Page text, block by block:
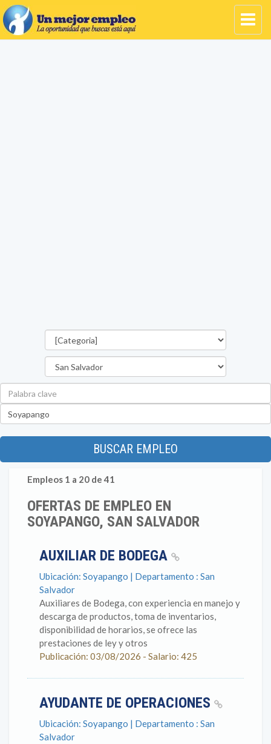
BUSCAR EMPLEO
Empleos 1 a 20 de 41
OFERTAS DE EMPLEO EN
SOYAPANGO, SAN SALVADOR
AUXILIAR DE BODEGA
Ubicación: Soyapango | Departamento : San
Salvador
Auxiliares de Bodega, con experiencia en manejo y
descarga de productos, toma de inventarios,
disponibilidad de horarios, se ofrece las
prestaciones de ley y otros
Publicación: 03/08/2026 - Salario: 425
AYUDANTE DE OPERACIONES
Ubicación: Soyapango | Departamento : San
Salvador